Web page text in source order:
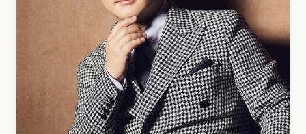
提交即视为您同意我们与您联系，信息仅用于设计咨询服务